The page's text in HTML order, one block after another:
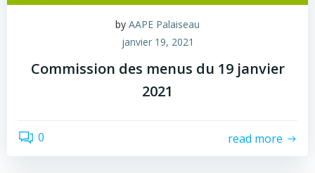
by AAPE Palaiseau
janvier 19, 2021
Commission des menus du 19 janvier
2021
0 read more